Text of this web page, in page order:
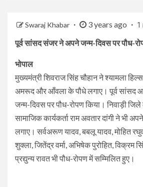
Swaraj Khabar 3 years ago 1
पूर्व सांसद संजर ने अपने जन्म-दिवस पर पौध-
भोपाल
मुख्यमंत्री शिवराज सिंह चौहान ने श्यामला
अमरूद और आँवला के पौधे लगाए। पूर्व
जन्म-दिवस पर पौध-रोपण किया। निवाड़ी
सामाजिक कार्यकर्ता राम अवतार दांगी ने भी
लगाए। सर्वअरूण यादव, बबलू यादव, मोहित
शुक्ला, जितेंद्र वर्मा, अभिषेक पुरोहित, विक्रम
प्रद्युन्य रावत भी पौध-रोपण में सम्मिलित हुए।